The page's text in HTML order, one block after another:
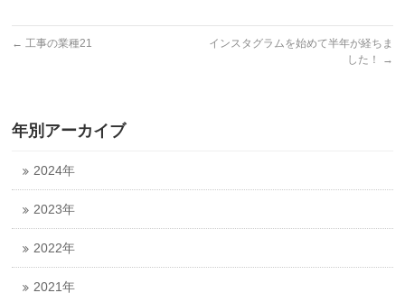
← 工事の業種21
インスタグラムを始めて半年が経ちま
した！
→
年別アーカイブ
2024年
2023年
2022年
2021年